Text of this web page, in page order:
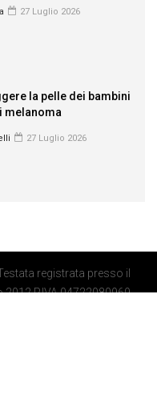
27 Luglio 2026
la pelle dei bambini
melanoma
27 Luglio 2026
registrata presso il
P.IVA 04722080969 -